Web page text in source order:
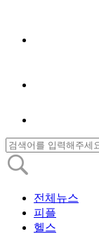
전체뉴스
피플
헬스